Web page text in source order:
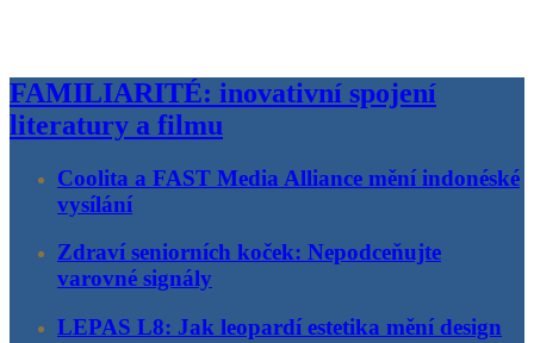
FAMILIARITÉ: inovativní spojení
literatury a filmu
Coolita a FAST Media Alliance mění indonéské
vysílání
Zdraví seniorních koček: Nepodceňujte
varovné signály
LEPAS L8: Jak leopardí estetika mění design